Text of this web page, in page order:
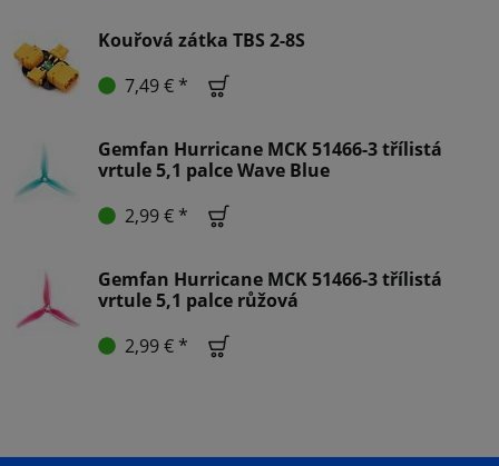
Kouřová zátka TBS 2-8S
7,49 € *
Gemfan Hurricane MCK 51466-3 třílistá
vrtule 5,1 palce Wave Blue
2,99 € *
Gemfan Hurricane MCK 51466-3 třílistá
vrtule 5,1 palce růžová
2,99 € *